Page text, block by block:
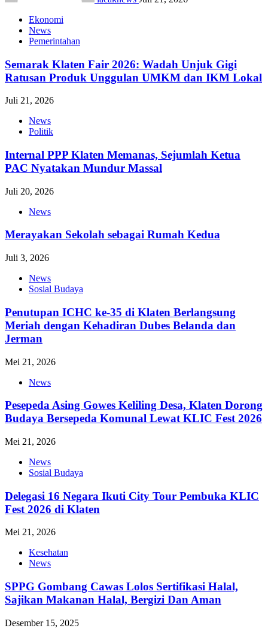
Ekonomi
News
Pemerintahan
Semarak Klaten Fair 2026: Wadah Unjuk Gigi
Ratusan Produk Unggulan UMKM dan IKM Lokal
Juli 21, 2026
News
Politik
Internal PPP Klaten Memanas, Sejumlah Ketua
PAC Nyatakan Mundur Massal
Juli 20, 2026
News
Merayakan Sekolah sebagai Rumah Kedua
Juli 3, 2026
News
Sosial Budaya
Penutupan ICHC ke-35 di Klaten Berlangsung
Meriah dengan Kehadiran Dubes Belanda dan
Jerman
Mei 21, 2026
News
Pesepeda Asing Gowes Keliling Desa, Klaten Dorong
Budaya Bersepeda Komunal Lewat KLIC Fest 2026
Mei 21, 2026
News
Sosial Budaya
Delegasi 16 Negara Ikuti City Tour Pembuka KLIC
Fest 2026 di Klaten
Mei 21, 2026
Kesehatan
News
SPPG Gombang Cawas Lolos Sertifikasi Halal,
Sajikan Makanan Halal, Bergizi Dan Aman
Desember 15, 2025